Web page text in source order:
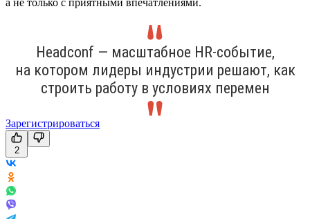
Headсonf — масштабное HR-событие,
на котором лидеры индустрии решают, как
строить работу в условиях перемен
Зарегистрироваться
2